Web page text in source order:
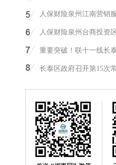
人保财险泉州江南营销
人保财险泉州台商投资
重要突破！联十一线长
长泰区政府召开第15次